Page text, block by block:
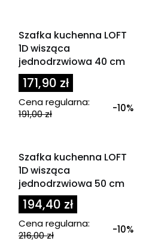
Szafka kuchenna LOFT
1D wisząca
jednodrzwiowa 40 cm
171,90 zł
Cena regularna:
191,00 zł
-10%
Szafka kuchenna LOFT
1D wisząca
jednodrzwiowa 50 cm
194,40 zł
Cena regularna:
216,00 zł
-10%